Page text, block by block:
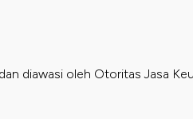
diawasi oleh Otoritas Jasa